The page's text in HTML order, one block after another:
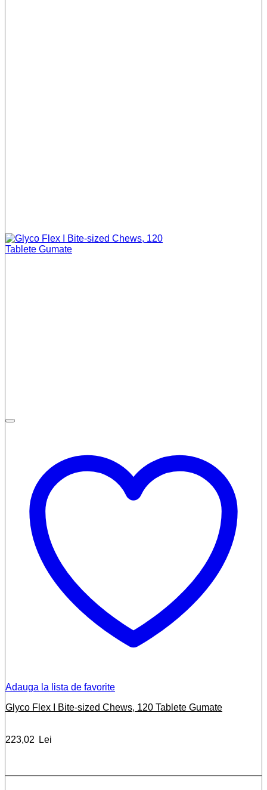
Adauga la lista de favorite
Glyco Flex I Bite-sized Chews, 120 Tablete Gumate
223,02 Lei